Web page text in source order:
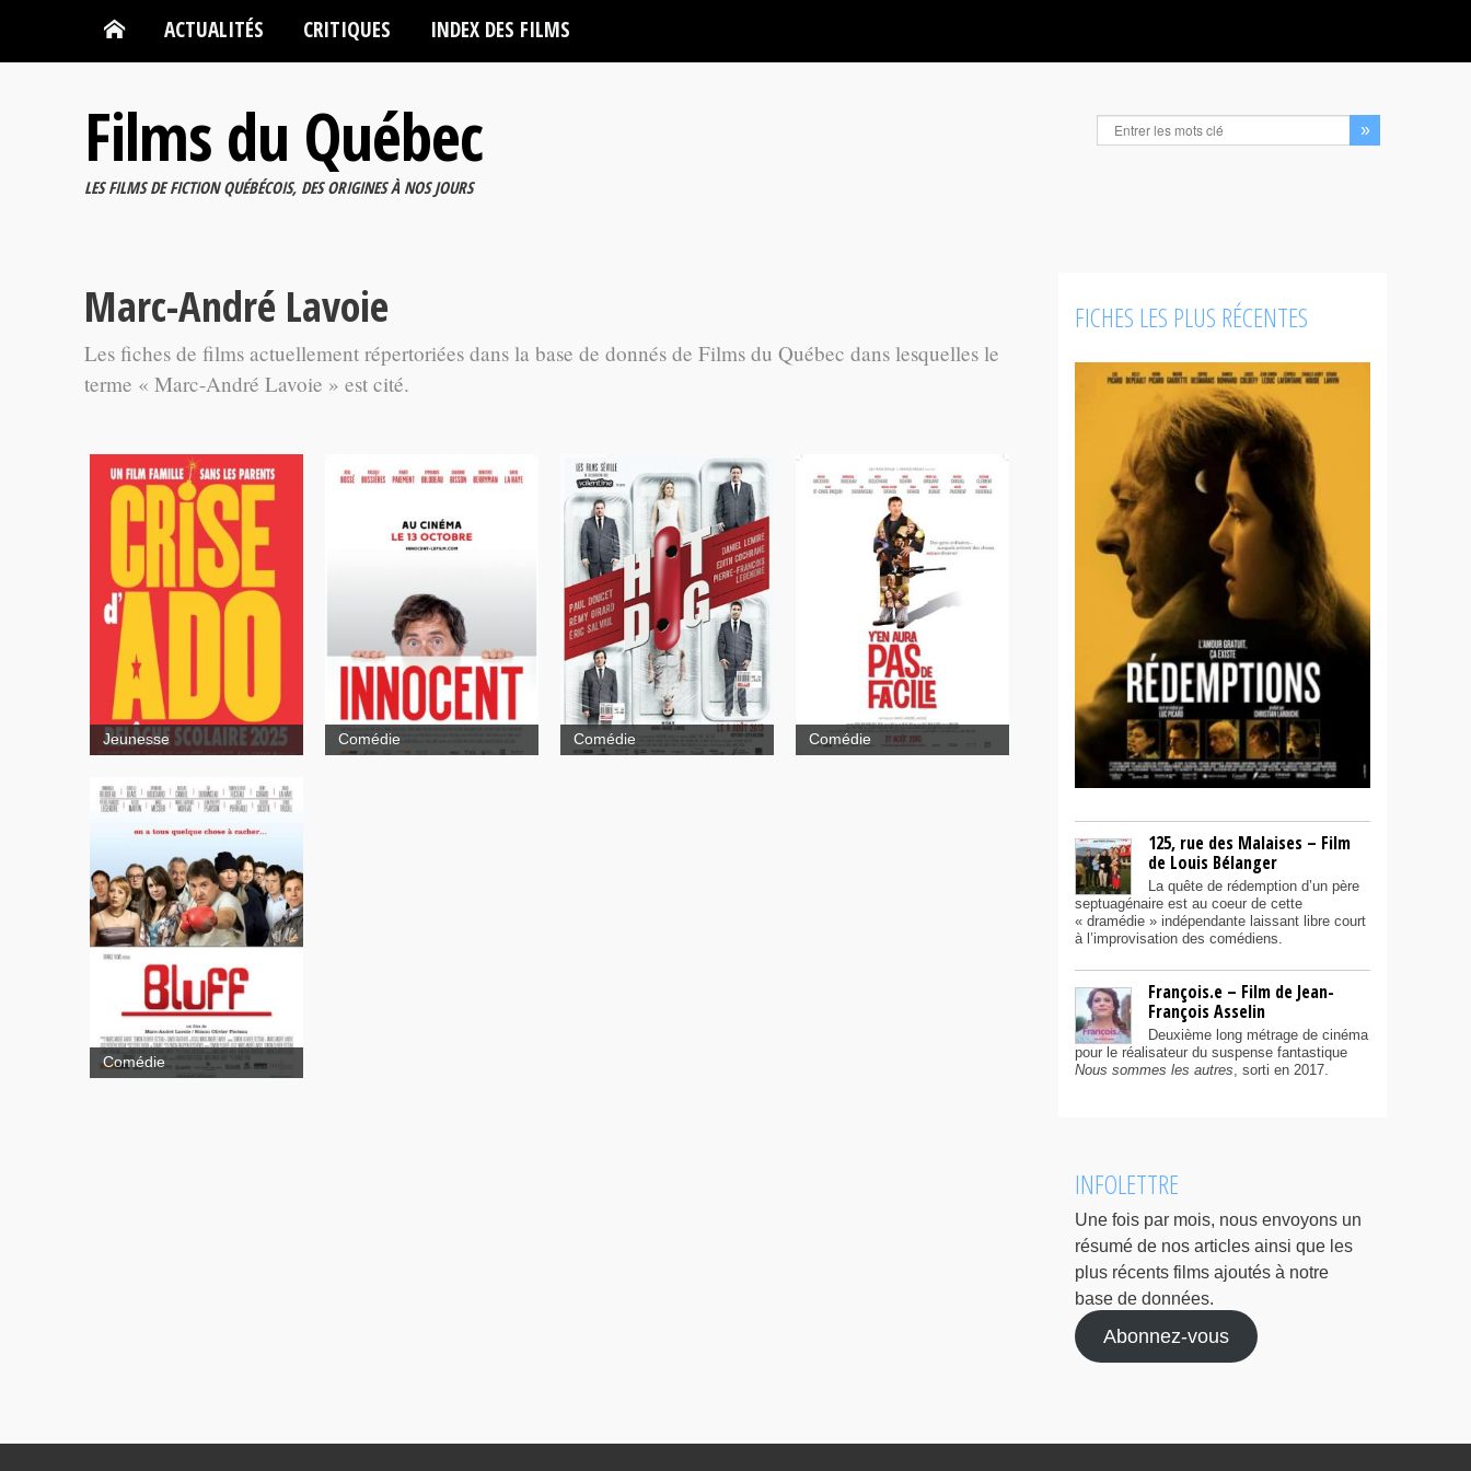
ACTUALITÉS CRITIQUES INDEX DES FILMS
Films du Québec
LES FILMS DE FICTION QUÉBÉCOIS, DES ORIGINES À NOS JOURS
Marc-André Lavoie
Les fiches de films actuellement répertoriées dans la base de donnés de Films du Québec dans lesquelles le
terme « Marc-André Lavoie » est cité.
Jeunesse
Innocent
Comédie Comédie
Y'en aura pas de
Bluff
Comédie
Bluff
Comédie
FICHES LES PLUS RÉCENTES
125, rue des Malaises – Film
de Louis Bélanger
La quête de rédemption d’un père
septuagénaire est au coeur de cette
« dramédie » indépendante laissant libre court
à l’improvisation des comédiens.
François.e – Film de Jean-
François Asselin
Deuxième long métrage de cinéma
pour le réalisateur du suspense fantastique
Nous sommes les autres, sorti en 2017.
INFOLETTRE
Une fois par mois, nous envoyons un
résumé de nos articles ainsi que les
plus récents films ajoutés à notre
base de données.
Abonnez-vous